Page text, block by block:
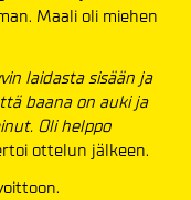
Maali oli miehen
laidasta sisään ja
baana on auki ja
Oli helppo
ottelun jälkeen.